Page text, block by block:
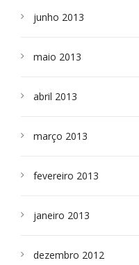
junho 2013
maio 2013
abril 2013
março 2013
fevereiro 2013
janeiro 2013
dezembro 2012